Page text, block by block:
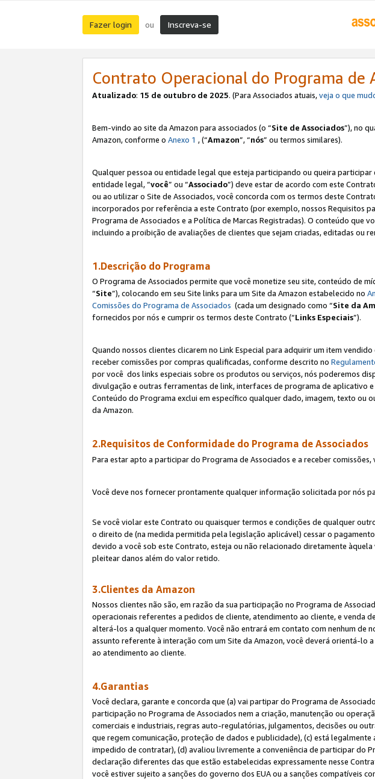
Fazer login ou Inscreva-se
Contrato Operacional do Programa de
Atualizado: 15 de outubro de 2025. (Para Associados atuais,veja o que
Bem-vindo ao site da Amazon para associados (o “Site de Associados”), no
Amazon, conforme o Anexo 1 , (“Amazon”, “nós” ou termos similares).
Qualquer pessoa ou entidade legal que esteja participando ou queira
entidade legal, “você” ou “Associado”) deve estar de acordo com este
ou ao utilizar o Site de Associados, você concorda com os termos deste
incorporados por referência a este Contrato (por exemplo, nossos Requisitos
Programa de Associados e a Política de Marcas Registradas). O conteúdo que
incluindo a proibição de avaliações de clientes que sejam criadas, editadas ou
1.Descrição do Programa
O Programa de Associados permite que você monetize seu site, conteúdo de
“Site”), colocando em seu Site links para um Site da Amazon estabelecido no
Comissões do Programa de Associados (cada um designado como “Site da
fornecidos por nós e cumprir os termos deste Contrato (“Links Especiais”).
Quando nossos clientes clicarem no Link Especial para adquirir um item
receber comissões por compras qualificadas, conforme descrito no
por você dos links especiais sobre os produtos ou serviços, nós poderemos
divulgação e outras ferramentas de link, interfaces de programa de aplicativo
Conteúdo do Programa exclui em específico qualquer dado, imagem, texto
da Amazon.
2.Requisitos de Conformidade do Programa de Associados
Para estar apto a participar do Programa de Associados e a receber
Você deve nos fornecer prontamente qualquer informação solicitada por nós
Se você violar este Contrato ou quaisquer termos e condições de qualquer
o direito de (na medida permitida pela legislação aplicável) cessar o
devido a você sob este Contrato, esteja ou não relacionado diretamente
pleitear danos além do valor retido.
3.Clientes da Amazon
Nossos clientes não são, em razão da sua participação no Programa de
operacionais referentes a pedidos de cliente, atendimento ao cliente, e venda
alterá-los a qualquer momento. Você não entrará em contato com nenhum de
assunto referente à interação com um Site da Amazon, você deverá orientá-lo
ao atendimento ao cliente.
4.Garantias
Você declara, garante e concorda que (a) vai partipar do Programa de
participação no Programa de Associados nem a criação, manutenção ou
comerciais e industriais, regras auto-regulatórias, julgamentos, decisões ou
que regem comunicação, proteção de dados e publicidade), (c) está
impedido de contratar), (d) avaliou livremente a conveniência de participar do
declaração diferentes das que estão estabelecidas expressamente nesse
você estiver sujeito a sanções do governo dos EUA ou a sanções compatíveis